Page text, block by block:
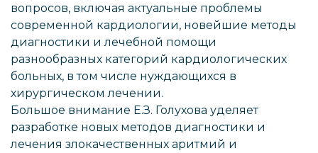
вопросов, включая актуальные проблемы
современной кардиологии, новейшие методы
диагностики и лечебной помощи
разнообразных категорий кардиологических
больных, в том числе нуждающихся в
хирургическом лечении.
Большое внимание Е.З. Голухова уделяет
разработке новых методов диагностики и
лечения злокачественных аритмий и